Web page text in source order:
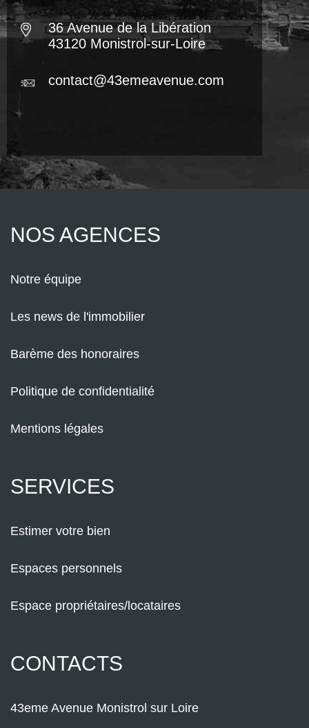
36 Avenue de la Libération
43120 Monistrol-sur-Loire
contact@43emeavenue.com
NOS AGENCES
Notre équipe
Les news de l'immobilier
Barème des honoraires
Politique de confidentialité
Mentions légales
SERVICES
Estimer votre bien
Espaces personnels
Espace propriétaires/locataires
CONTACTS
43eme Avenue Monistrol sur Loire